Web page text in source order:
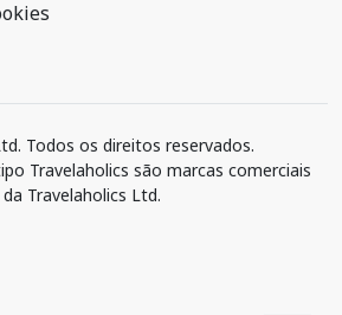
Todos os direitos reservados.
Travelaholics são marcas comerciais
Travelaholics Ltd.